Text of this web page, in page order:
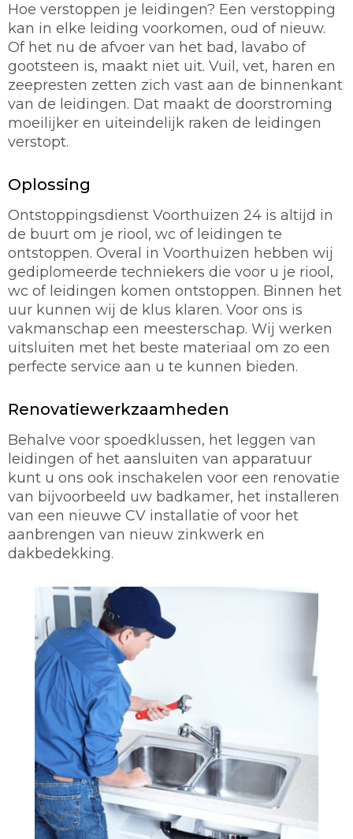
Hoe verstoppen je leidingen? Een verstopping
kan in elke leiding voorkomen, oud of nieuw.
Of het nu de afvoer van het bad, lavabo of
gootsteen is, maakt niet uit. Vuil, vet, haren en
zeepresten zetten zich vast aan de binnenkant
van de leidingen. Dat maakt de doorstroming
moeilijker en uiteindelijk raken de leidingen
verstopt.
Oplossing
Ontstoppingsdienst Voorthuizen 24 is altijd in
de buurt om je riool, wc of leidingen te
ontstoppen. Overal in Voorthuizen hebben wij
gediplomeerde techniekers die voor u je riool,
wc of leidingen komen ontstoppen. Binnen het
uur kunnen wij de klus klaren. Voor ons is
vakmanschap een meesterschap. Wij werken
uitsluiten met het beste materiaal om zo een
perfecte service aan u te kunnen bieden.
Renovatiewerkzaamheden
Behalve voor spoedklussen, het leggen van
leidingen of het aansluiten van apparatuur
kunt u ons ook inschakelen voor een renovatie
van bijvoorbeeld uw badkamer, het installeren
van een nieuwe CV installatie of voor het
aanbrengen van nieuw zinkwerk en
dakbedekking.